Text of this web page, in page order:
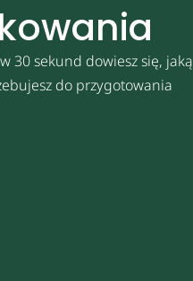
30 sekund dowiesz się, jaką
do przygotowania